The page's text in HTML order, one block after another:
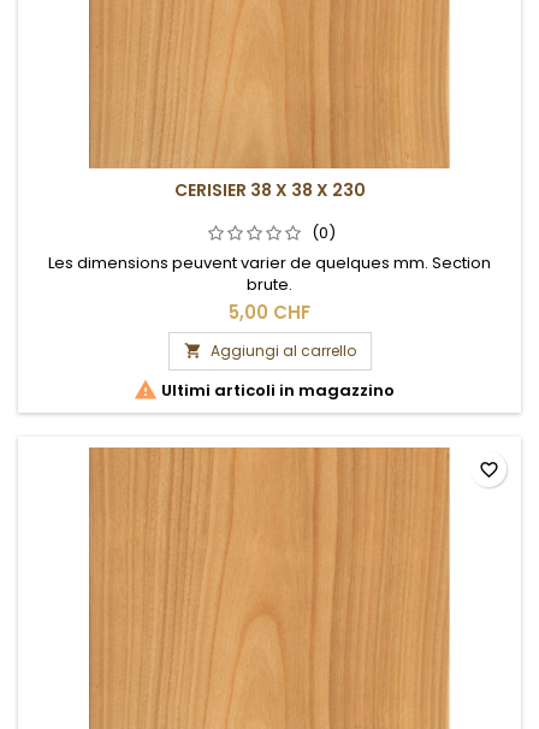
CERISIER 38 X 38 X 230
(0)
Les dimensions peuvent varier de quelques mm. Section
brute.
5,00 CHF
 Aggiungi al carrello
 Ultimi articoli in magazzino
favorite_border